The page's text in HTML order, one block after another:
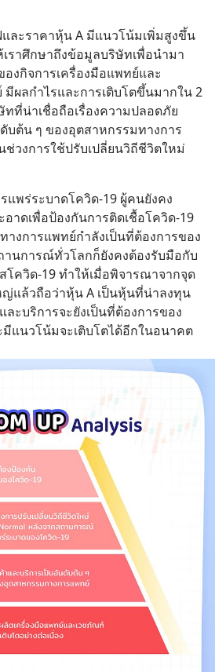
เราศึกษาถึงข้อมูลบริษัทเพื่อนำมา
งกิจการเครื่องมือแพทย์และ
ผลกำไรและการเติบโตขึ้นมากใน 2
ทที่น่าเชื่อถือเรื่องความปลอดภัย
บต้น ๆ ของอุตสาหกรรมทางการ
วงการใช้ปรับเปลี่ยนวิถีชีวิตใหม่
พร่ระบาดโควิด-19 ผู้คนยังคง
าดเพื่อป้องกันการติดเชื้อโควิด-19
างการแพทย์กำลังเป็นที่ต้องการของ
านการณ์ทั่วโลกก็ยังคงต้องรับมือกับ
โควิด-19 ทำให้เมื่อพิจารณาจากจุด
ญ่แล้วถือว่าหุ้น A เป็นหุ้นที่น่าลงทุน
ะบริการจะยังเป็นที่ต้องการของ
มีแนวโน้มจะเติบโตได้อีกในอนาคต